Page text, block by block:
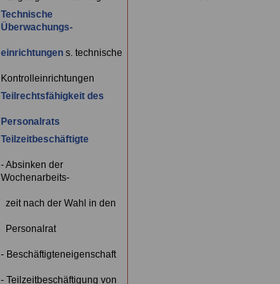
Technische
Überwachungs-
einrichtungens. technische
Kontrolleinrichtungen
Teilrechtsfähigkeit des
Personalrats
Teilzeitbeschäftigte
- Absinken der
Wochenarbeits-
zeit nach der Wahl in den
Personalrat
- Beschäftigteneigenschaft
- Teilzeitbeschäftigung von